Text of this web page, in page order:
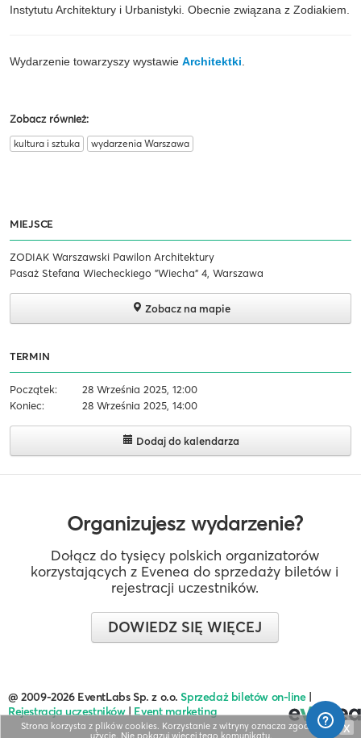
Instytutu Architektury i Urbanistyki. Obecnie związana z Zodiakiem.
Wydarzenie towarzyszy wystawie Architektki.
Zobacz również:
kultura i sztuka wydarzenia Warszawa
MIEJSCE
ZODIAK Warszawski Pawilon Architektury
Pasaż Stefana Wiecheckiego "Wiecha" 4, Warszawa
Zobacz na mapie
TERMIN
Początek:
28 Września 2025, 12:00
Koniec:
28 Września 2025, 14:00
Dodaj do kalendarza
Organizujesz wydarzenie?
Dołącz do tysięcy polskich organizatorów
korzystających z Evenea do sprzedaży biletów i
rejestracji uczestników.
DOWIEDZ SIĘ WIĘCEJ
@ 2009-2026 EventLabs Sp. z o.o.Sprzedaż biletów on-line|
Rejestracja uczestników|Event marketing
Strona korzysta z plików cookies. Korzystanie z witryny oznacza zgodę na ich
użycie. Nie pokazuj więcej tego komunikatu.
X